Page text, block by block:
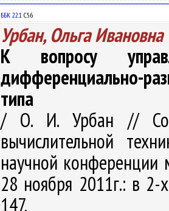
ББК 22.1 С56
Урбан, Ольга Ивановна
К вопросу
дифференциально-
типа
/ О. И. Урбан //
вычислительной
научной конференции
28 ноября 2011г.: в
147.